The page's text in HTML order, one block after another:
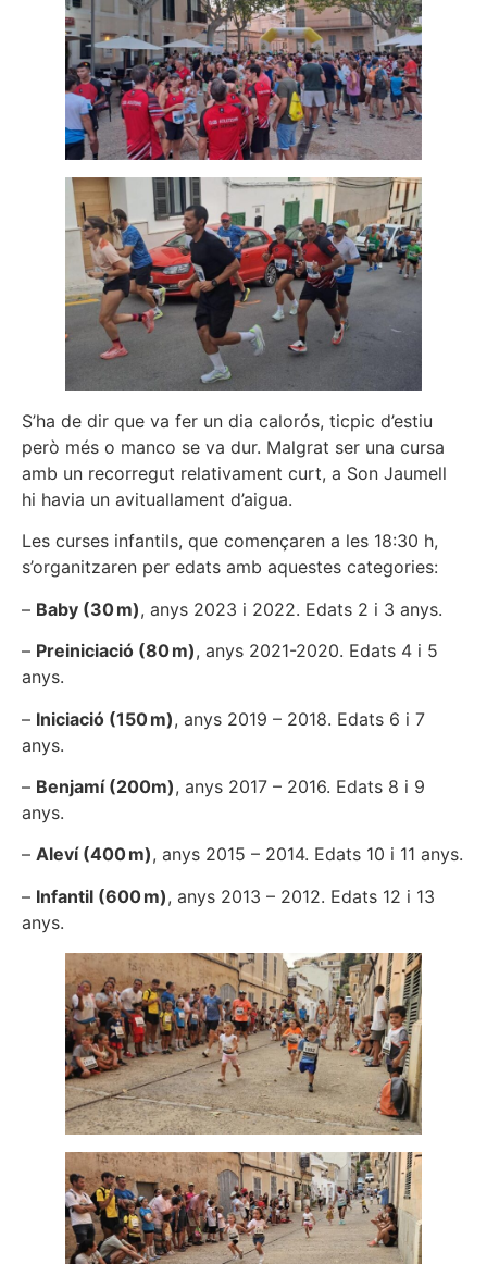
S’ha de dir que va fer un dia calorós, ticpic d’estiu
però més o manco se va dur. Malgrat ser una cursa
amb un recorregut relativament curt, a Son Jaumell
hi havia un avituallament d’aigua.
Les curses infantils, que començaren a les 18:30 h,
s’organitzaren per edats amb aquestes categories:
– Baby (30 m), anys 2023 i 2022. Edats 2 i 3 anys.
– Preiniciació (80 m), anys 2021-2020. Edats 4 i 5
anys.
– Iniciació (150 m), anys 2019 – 2018. Edats 6 i 7
anys.
– Benjamí (200m), anys 2017 – 2016. Edats 8 i 9
anys.
– Aleví (400 m), anys 2015 – 2014. Edats 10 i 11 anys.
– Infantil (600 m), anys 2013 – 2012. Edats 12 i 13
anys.